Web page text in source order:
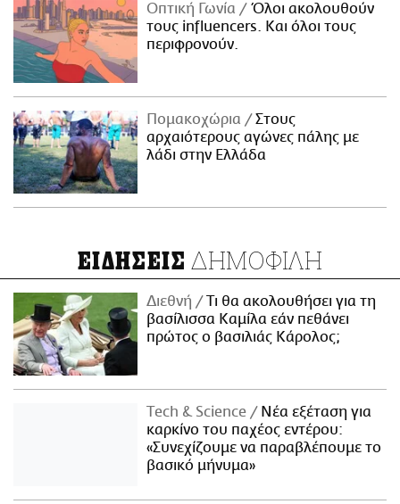
Οπτική Γωνία
Όλοι ακολουθούν
τους influencers. Και όλοι τους
περιφρονούν.
Πομακοχώρια
Στους
αρχαιότερους αγώνες πάλης με
λάδι στην Ελλάδα
ΕΙΔΗΣΕΙΣ ΔΗΜΟΦΙΛΗ
Διεθνή
Τι θα ακολουθήσει για τη
βασίλισσα Καμίλα εάν πεθάνει
πρώτος ο βασιλιάς Κάρολος;
Τech & Science
Νέα εξέταση για
καρκίνο του παχέος εντέρου:
«Συνεχίζουμε να παραβλέπουμε το
βασικό μήνυμα»